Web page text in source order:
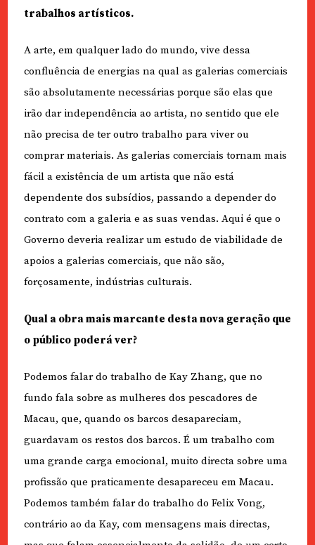
trabalhos artísticos.
A arte, em qualquer lado do mundo, vive dessa
confluência de energias na qual as galerias comerciais
são absolutamente necessárias porque são elas que
irão dar independência ao artista, no sentido que ele
não precisa de ter outro trabalho para viver ou
comprar materiais. As galerias comerciais tornam mais
fácil a existência de um artista que não está
dependente dos subsídios, passando a depender do
contrato com a galeria e as suas vendas. Aqui é que o
Governo deveria realizar um estudo de viabilidade de
apoios a galerias comerciais, que não são,
forçosamente, indústrias culturais.
Qual a obra mais marcante desta nova geração que
o público poderá ver?
Podemos falar do trabalho de Kay Zhang, que no
fundo fala sobre as mulheres dos pescadores de
Macau, que, quando os barcos desapareciam,
guardavam os restos dos barcos. É um trabalho com
uma grande carga emocional, muito directa sobre uma
profissão que praticamente desapareceu em Macau.
Podemos também falar do trabalho do Felix Vong,
contrário ao da Kay, com mensagens mais directas,